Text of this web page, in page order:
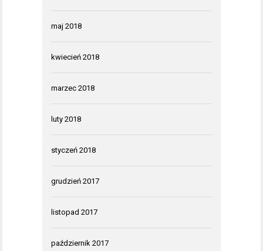
maj 2018
kwiecień 2018
marzec 2018
luty 2018
styczeń 2018
grudzień 2017
listopad 2017
październik 2017